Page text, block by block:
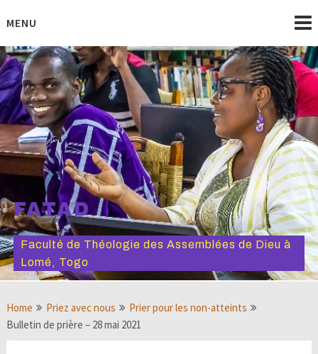
toMENU
FATAD
Faculté de Théologie des Assemblées de Dieu à
Lomé, Togo
Home Priez avec nous
Prier pour les non-atteints
Bulletin de prière – 28 mai 2021